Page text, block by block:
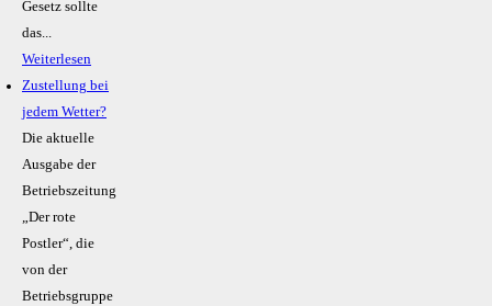
Gesetz sollte
das...
Weiterlesen
Zustellung bei
jedem Wetter?
Die aktuelle
Ausgabe der
Betriebszeitung
„Der rote
Postler“, die
von der
Betriebsgruppe